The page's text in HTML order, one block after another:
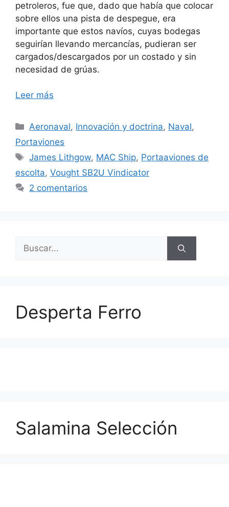
petroleros, fue que, dado que había que colocar
sobre ellos una pista de despegue, era
importante que estos navíos, cuyas bodegas
seguirían llevando mercancías, pudieran ser
cargados/descargados por un costado y sin
necesidad de grúas.
Leer más
Categorías
Aeronaval, Innovación y doctrina, Naval,
Portaviones
Etiquetas
James Lithgow, MAC Ship, Portaaviones de
escolta, Vought SB2U Vindicator
2 comentarios
Buscar:
Desperta Ferro
Salamina Selección